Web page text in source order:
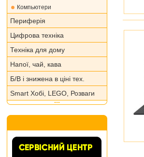
Компьютери
Периферія
Цифрова техніка
Техніка для дому
Напої, чай, кава
Б/В і знижена в ціні тех.
Smart Хобі, LEGO, Розваги